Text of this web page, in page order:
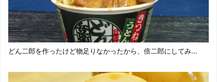
どん二郎を作ったけど物足りなかったから、倍二郎にしてみ...